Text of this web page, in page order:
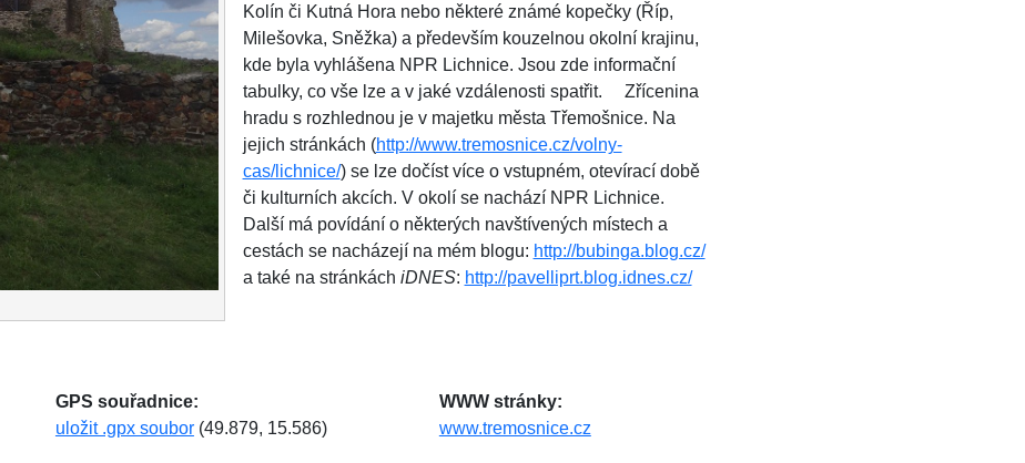
Kolín či Kutná Hora nebo některé známé kopečky (Říp,
Milešovka, Sněžka) a především kouzelnou okolní krajinu,
kde byla vyhlášena NPR Lichnice. Jsou zde informační
tabulky, co vše lze a v jaké vzdálenosti spatřit. Zřícenina
hradu s rozhlednou je v majetku města Třemošnice. Na
jejich stránkách (http://www.tremosnice.cz/volny-
cas/lichnice/) se lze dočíst více o vstupném, otevírací době
či kulturních akcích. V okolí se nachází NPR Lichnice.
Další má povídání o některých navštívených místech a
cestách se nacházejí na mém blogu: http://bubinga.blog.cz/
a také na stránkách iDNES: http://pavelliprt.blog.idnes.cz/
GPS souřadnice:
uložit .gpx soubor(49.879, 15.586)
WWW stránky:
www.tremosnice.cz